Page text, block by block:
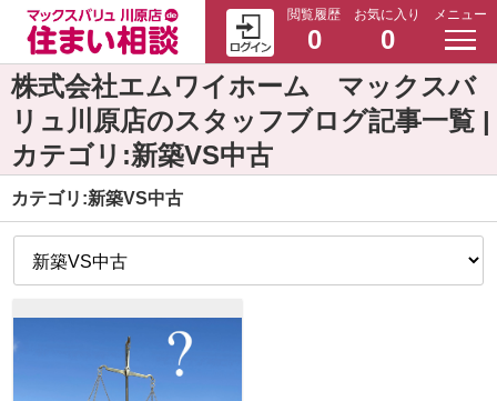
閲覧履歴
0
お気に入り
0
メニュー
株式会社エムワイホーム マックスバ
リュ川原店のスタッフブログ記事一覧 |
カテゴリ:新築VS中古
カテゴリ:新築VS中古